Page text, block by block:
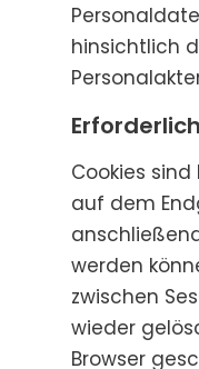
hinsichtlich
Cookies
auf dem
werden
zwischen
wieder
Browser